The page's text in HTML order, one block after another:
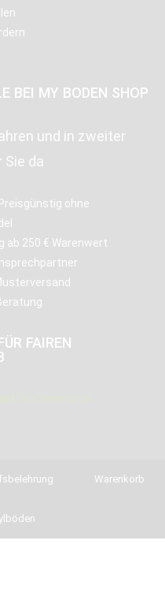
BEI MY BODEN SHOP
und in zweiter
Sie da
ohne
ab 250 € Warenwert
FAIREN
Warenkorb